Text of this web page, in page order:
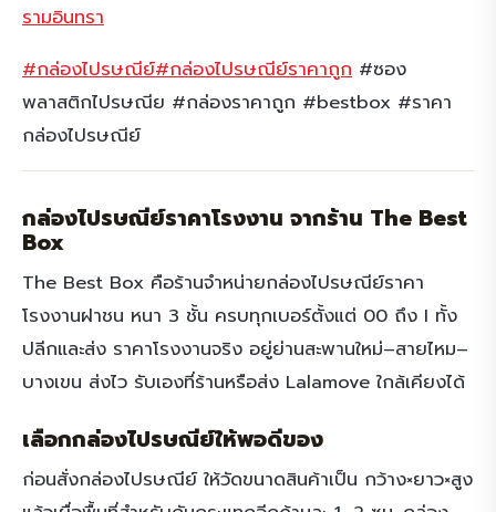
รามอินทรา
#กล่องไปรษณีย์#กล่องไปรษณีย์ราคาถูก #ซอง
พลาสติกไปรษณีย #กล่องราคาถูก #bestbox #ราคา
กล่องไปรษณีย์
กล่องไปรษณีย์ราคาโรงงาน จากร้าน The Best
Box
The Best Box คือร้านจำหน่ายกล่องไปรษณีย์ราคา
โรงงานฝาชน หนา 3 ชั้น ครบทุกเบอร์ตั้งแต่ 00 ถึง I ทั้ง
ปลีกและส่ง ราคาโรงงานจริง อยู่ย่านสะพานใหม่–สายไหม–
บางเขน ส่งไว รับเองที่ร้านหรือส่ง Lalamove ใกล้เคียงได้
เลือกกล่องไปรษณีย์ให้พอดีของ
ก่อนสั่งกล่องไปรษณีย์ ให้วัดขนาดสินค้าเป็น กว้าง×ยาว×สูง